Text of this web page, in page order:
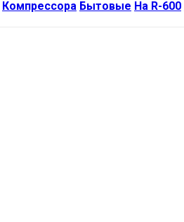
Компрессора Бытовые На R-600